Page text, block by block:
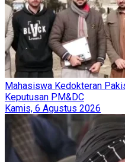
Mahasiswa Kedokteran
Keputusan PM&DC
Kamis, 6 Agustus 2026